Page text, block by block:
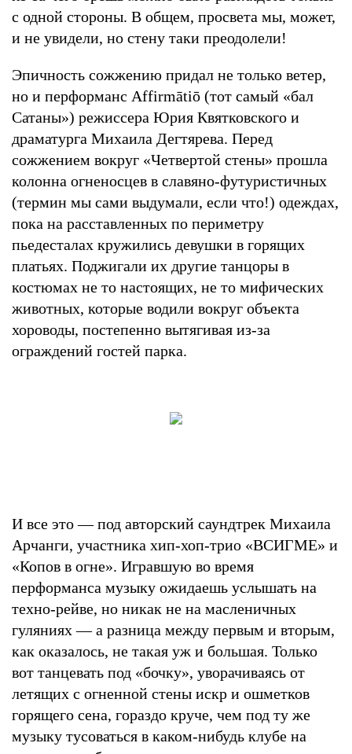
с одной стороны. В общем, просвета мы, может,
и не увидели, но стену таки преодолели!
Эпичность сожжению придал не только ветер,
но и перформанс Affirmātiō (тот самый «бал
Сатаны») режиссера Юрия Квятковского и
драматурга Михаила Дегтярева. Перед
сожжением вокруг «Четвертой стены» прошла
колонна огненосцев в славяно-футуристичных
(термин мы сами выдумали, если что!) одеждах,
пока на расставленных по периметру
пьедесталах кружились девушки в горящих
платьях. Поджигали их другие танцоры в
костюмах не то настоящих, не то мифических
животных, которые водили вокруг объекта
хороводы, постепенно вытягивая из-за
ограждений гостей парка.
И все это — под авторский саундтрек Михаила
Арчанги, участника хип-хоп-трио «ВСИГМЕ» и
«Копов в огне». Игравшую во время
перформанса музыку ожидаешь услышать на
техно-рейве, но никак не на масленичных
гуляниях — а разница между первым и вторым,
как оказалось, не такая уж и большая. Только
вот танцевать под «бочку», уворачиваясь от
летящих с огненной стены искр и ошметков
горящего сена, гораздо круче, чем под ту же
музыку тусоваться в каком-нибудь клубе на